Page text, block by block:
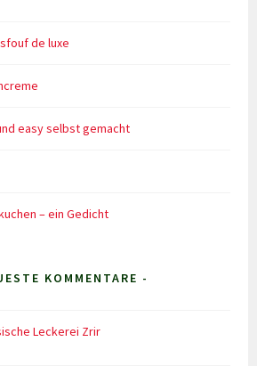
de luxe
easy selbst gemacht
– ein Gedicht
KOMMENTARE -
Leckerei Zrir